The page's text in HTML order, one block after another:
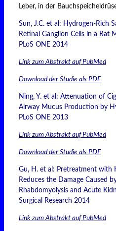
Leber, in der
Sun, J.C. et al: Hydrogen-Rich
Retinal Ganglion Cells in a Rat
PLoS ONE 2014
Link zum Abstrakt auf PubMed
Download der Studie als PDF
Ning, Y. et al: Attenuation of
Airway Mucus Production by
PLoS ONE 2013
Link zum Abstrakt auf PubMed
Download der Studie als PDF
Gu, H. et al: Pretreatment with
Reduces the Damage Caused
Rhabdomyolysis and Acute
Surgical Research 2014
Link zum Abstrakt auf PubMed